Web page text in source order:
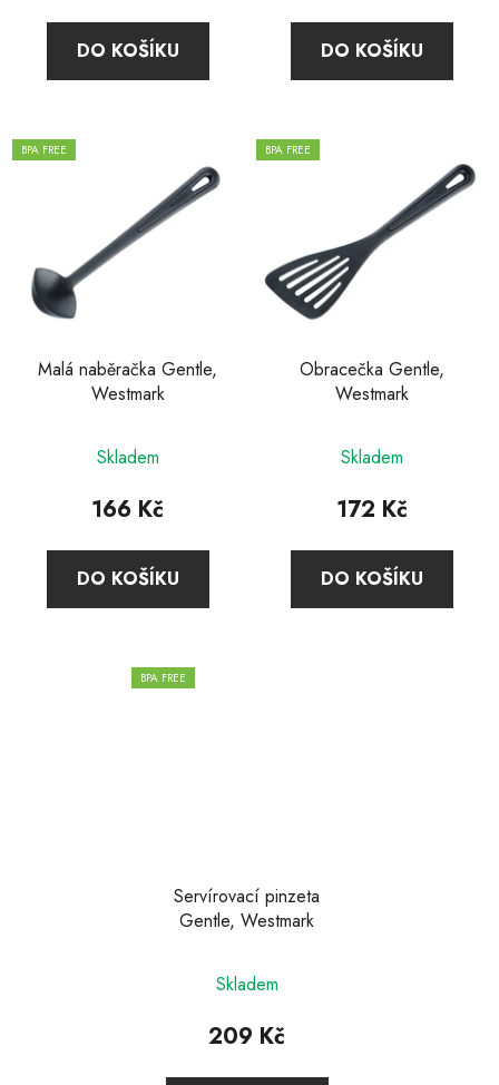
DO KOŠÍKU DO KOŠÍKU
BPA FREE
Malá naběračka Gentle,
Westmark
Skladem
166 Kč
DO KOŠÍKU
BPA FREE
Obracečka Gentle,
Westmark
Skladem
172 Kč
DO KOŠÍKU
BPA FREE
Servírovací pinzeta
Gentle, Westmark
Skladem
209 Kč